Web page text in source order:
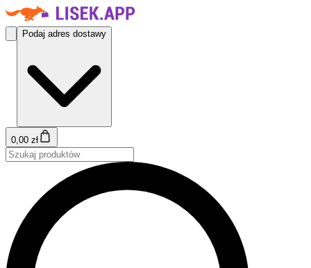
Podaj adres dostawy
0,00 zł